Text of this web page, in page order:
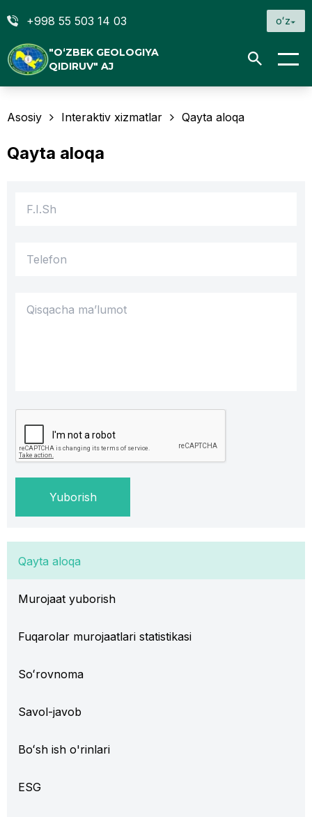
+998 55 503 14 03 oʻz
"O‘ZBEK GEOLOGIYA
QIDIRUV" AJ
Asosiy Interaktiv xizmatlar Qayta aloqa
Qayta aloqa
Yuborish
Qayta aloqa
Murojaat yuborish
Fuqarolar murojaatlari statistikasi
Soʻrovnoma
Savol-javob
Boʻsh ish o'rinlari
ESG